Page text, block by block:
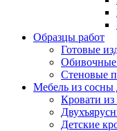
Образцы работ
Готовые
Обивочные
Стеновые
Мебель из сосны
Кровати из
Детские